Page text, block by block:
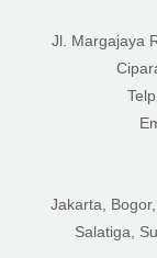
Jl. Margajaya
Jakarta,
Salatiga,